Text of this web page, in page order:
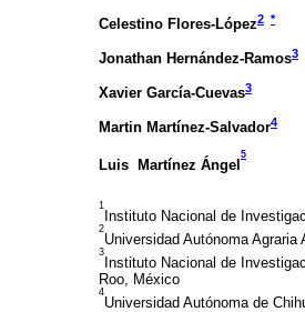
Celestino Flores-López2 *
Jonathan Hernández-Ramos3
Xavier García-Cuevas3
Martin Martínez-Salvador4
Luis Martínez Ángel
5
1
Instituto Nacional de
2
Universidad Autónoma
3
Instituto Nacional de
Roo, México
4
Universidad Autónoma de